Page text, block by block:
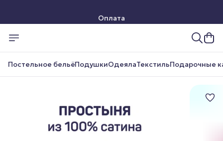
Постельное бельёПодушкиОдеялаТекстильПодарочные